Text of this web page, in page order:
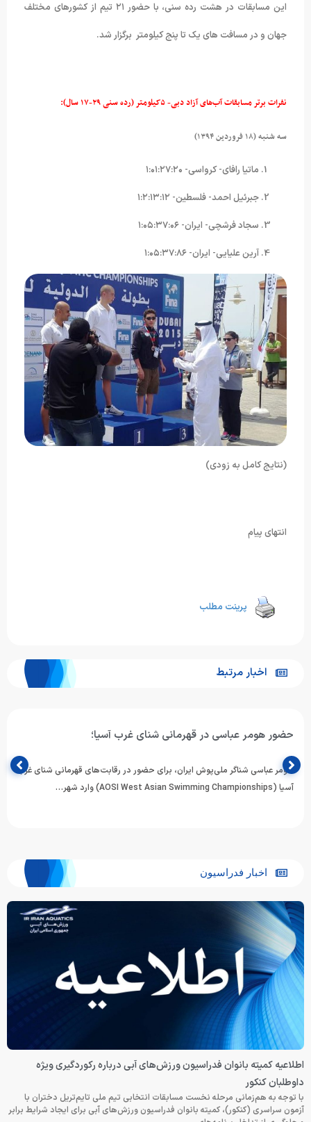
این مسابقات در هشت رده سنی، با حضور ۲۱ تیم از کشورهای مختلف
جهان و در مسافت های یک تا پنج کیلومتر برگزار شد.
نفرات برتر مسابقات آب‌های آزاد دبی- ۵کیلومتر (رده سنی ۲۹-۱۷ سال):
سه شنبه (۱۸ فروردین ۱۳۹۴)
ماتیا رافای- کرواسی- ۱:۰۱:۲۷:۲۰
جبرئیل احمد- فلسطین- ۱:۲:۱۳:۱۲
سجاد فرشچی- ایران- ۱:۰۵:۳۷:۰۶
آرین علیایی- ایران- ۱:۰۵:۳۷:۸۶
(نتایج کامل به زودی)
انتهای پیام
پرینت مطلب
اخبار مرتبط
حضور هومر عباسی در قهرمانی شنای غرب آسیا؛
هومر عباسی شناگر ملی‌پوش ایران، برای حضور در رقابت‌های قهرمانی شنای غرب
آسیا (AOSI West Asian Swimming Championships) وارد شهر…
اخبار فدراسیون
اطلاعیه کمیته بانوان فدراسیون ورزش‌های آبی درباره رکوردگیری ویژه
داوطلبان کنکور
با توجه به هم‌زمانی مرحله نخست مسابقات انتخابی تیم ملی تایم‌تریل دختران با
آزمون سراسری (کنکور)، کمیته بانوان فدراسیون ورزش‌های آبی برای ایجاد شرایط برابر